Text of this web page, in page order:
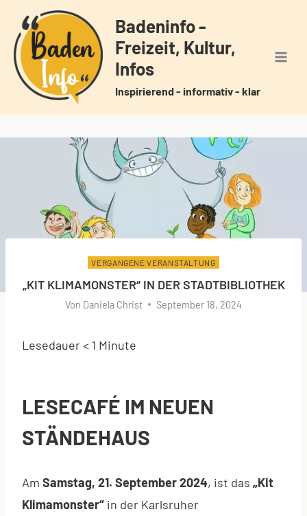
Inhalt
springen
Badeninfo -
Freizeit, Kultur,
Infos
Inspirierend - informativ - klar
VERGANGENE VERANSTALTUNG
„KIT KLIMAMONSTER“ IN DER STADTBIBLIOTHEK
Von Daniela Christ September 18, 2024
Lesedauer< 1 Minute
LESECAFÉ IM NEUEN
STÄNDEHAUS
Am Samstag, 21. September 2024, ist das „Kit
Klimamonster“ in der Karlsruher